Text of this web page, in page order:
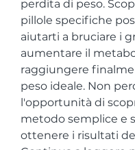
perdita di peso.
pillole specifiche
aiutarti a bruciare i
aumentare il
raggiungere
peso ideale. Non
l'opportunità di
metodo semplice e
ottenere i risultati